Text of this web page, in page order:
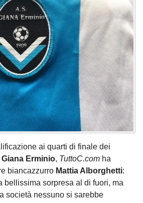
ai quarti di finale dei
Giana Erminio, TuttoC.com ha
biancazzurro Mattia Alborghetti:
bellissima sorpresa al di fuori, ma
società nessuno si sarebbe